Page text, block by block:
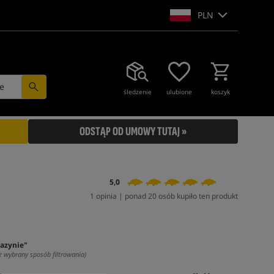
PLN
śledzenie ulubione koszyk
ODSTĄP OD UMOWY TUTAJ »
5,0
1 opinia | ponad 20 osób kupiło ten produkt
wybrany sposób filtrowania)